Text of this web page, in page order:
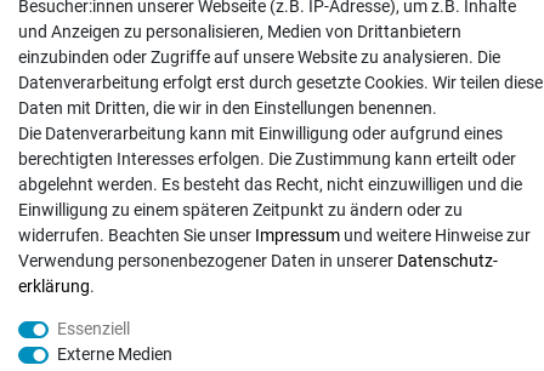
Hilfe
Zahlungsarten
Kontakt
© Copyright 2026 | Alle Rechte vorbehalten. - Exserv | Realisation
Besucher:innen unserer Webseite (z.B. IP-Adresse), um z.B. Inhalte
und Anzeigen zu personalisieren, Medien von Drittanbietern
einzubinden oder Zugriffe auf unsere Website zu analysieren. Die
Datenverarbeitung erfolgt erst durch gesetzte Cookies. Wir teilen diese
Daten mit Dritten, die wir in den Einstellungen benennen.
Die Datenverarbeitung kann mit Einwilligung oder aufgrund eines
berechtigten Interesses erfolgen. Die Zustimmung kann erteilt oder
abgelehnt werden. Es besteht das Recht, nicht einzuwilligen und die
Einwilligung zu einem späteren Zeitpunkt zu ändern oder zu
widerrufen. Beachten Sie unser Impressum und weitere Hinweise zur
Verwendung personenbezogener Daten in unserer Daten­schutz­
erklärung.
Essenziell
Externe Medien